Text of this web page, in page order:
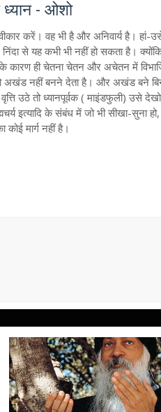
ध्यान - ओशो
करें। वह भी है और अनिवार्य है।
यह कभी भी नहीं हो सकता है।
कारण ही चेतना चेतन और अचेतन में
अखंड नहीं बनने देता है। और अखंड बने
वृत्ति उठे तो ध्यानपूर्वक ( माइंडफुली) उसे
इत्यादि के संबंध में जो भी सीखा-सुना
मार्ग नहीं है।